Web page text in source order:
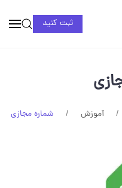
ثبت کنید
آموزش شماره مجازی